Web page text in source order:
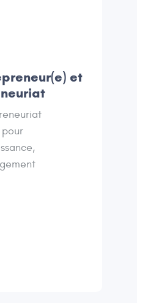
et